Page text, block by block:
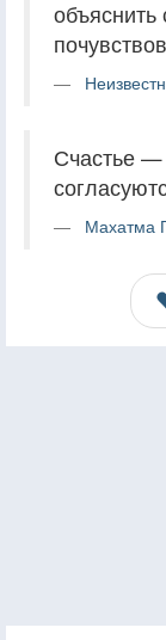
объяснить
Счастье —
Махатма